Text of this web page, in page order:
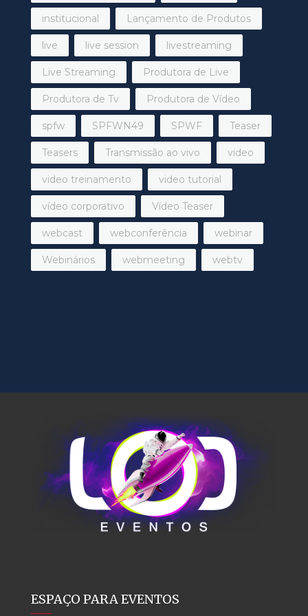
institucional Lançamento de Produtos
live live session livestreaming
Live Streaming Produtora de Live
Produtora de Tv Produtora de Vídeo
spfw SPFWN49 SPWF Teaser
Teasers Transmissão ao vivo video
video treinamento video tutorial
vídeo corporativo Vídeo Teaser
webcast webconferência webinar
Webinários webmeeting webtv
ESPAÇO PARA EVENTOS